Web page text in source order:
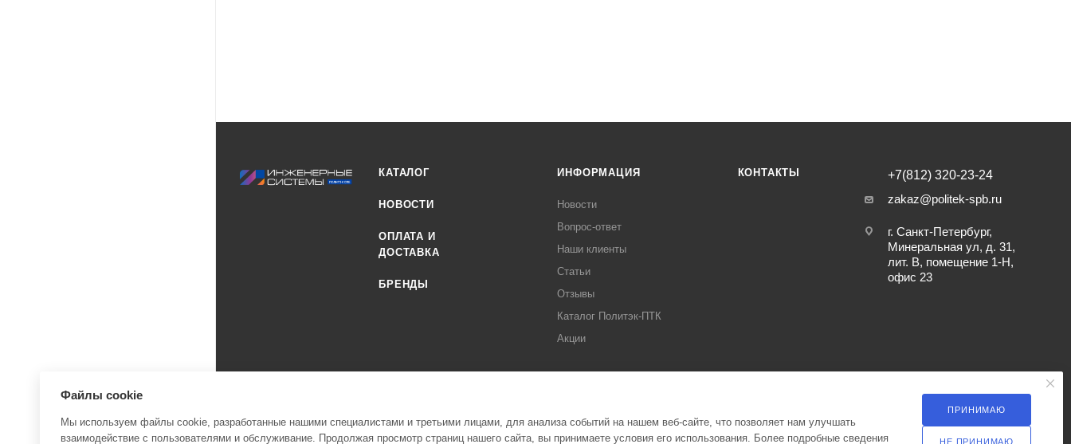
КАТАЛОГ
НОВОСТИ
ОПЛАТА И
ДОСТАВКА
БРЕНДЫ
ИНФОРМАЦИЯ
Новости
Вопрос-ответ
Наши клиенты
Статьи
Отзывы
Каталог Политэк-ПТК
Акции
КОНТАКТЫ
+7(812) 320-23-24
zakaz@politek-spb.ru
г. Санкт-Петербург,
Минеральная ул, д. 31,
лит. В, помещение 1-Н,
офис 23
Файлы cookie
Мы используем файлы cookie, разработанные нашими специалистами и третьими лицами, для анализа событий на нашем веб-сайте, что позволяет нам улучшать
взаимодействие с пользователями и обслуживание. Продолжая просмотр страниц нашего сайта, вы принимаете условия его использования. Более подробные сведения
ПРИНИМАЮ
НЕ ПРИНИМАЮ